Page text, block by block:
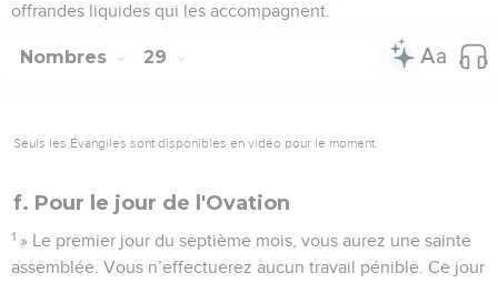
offrandes liquides qui les accompagnent.
Nombres 29
Seuls les Évangiles sont disponibles en vidéo pour le moment.
f. Pour le jour de l'Ovation
1 » Le premier jour du septième mois, vous aurez une sainte
assemblée. Vous n’effectuerez aucun travail pénible. Ce jour